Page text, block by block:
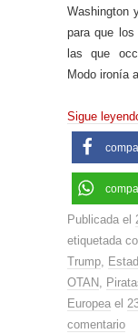
Washington
para que los
las que
Modo ironía
Sigue
Publicada el
etiquetada
Trump
OTAN
Europea el
comentario